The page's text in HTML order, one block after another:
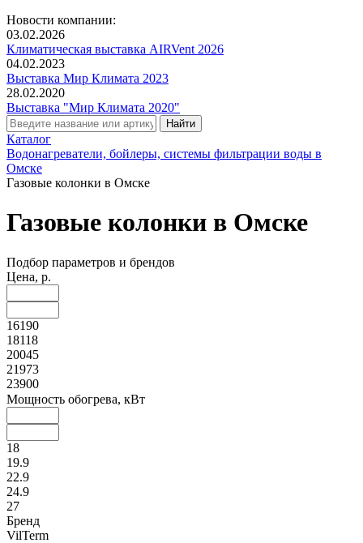
Новости компании:
03.02.2026
Климатическая выставка AIRVent 2026
04.02.2023
Выставка Мир Климата 2023
28.02.2020
Выставка "Мир Климата 2020"
Каталог
Водонагреватели, бойлеры, системы фильтрации воды в
Омске
Газовые колонки в Омске
Газовые колонки в Омске
Подбор параметров и брендов
Цена, р.
16190
18118
20045
21973
23900
Мощность обогрева, кВт
18
19.9
22.9
24.9
27
Бренд
VilTerm